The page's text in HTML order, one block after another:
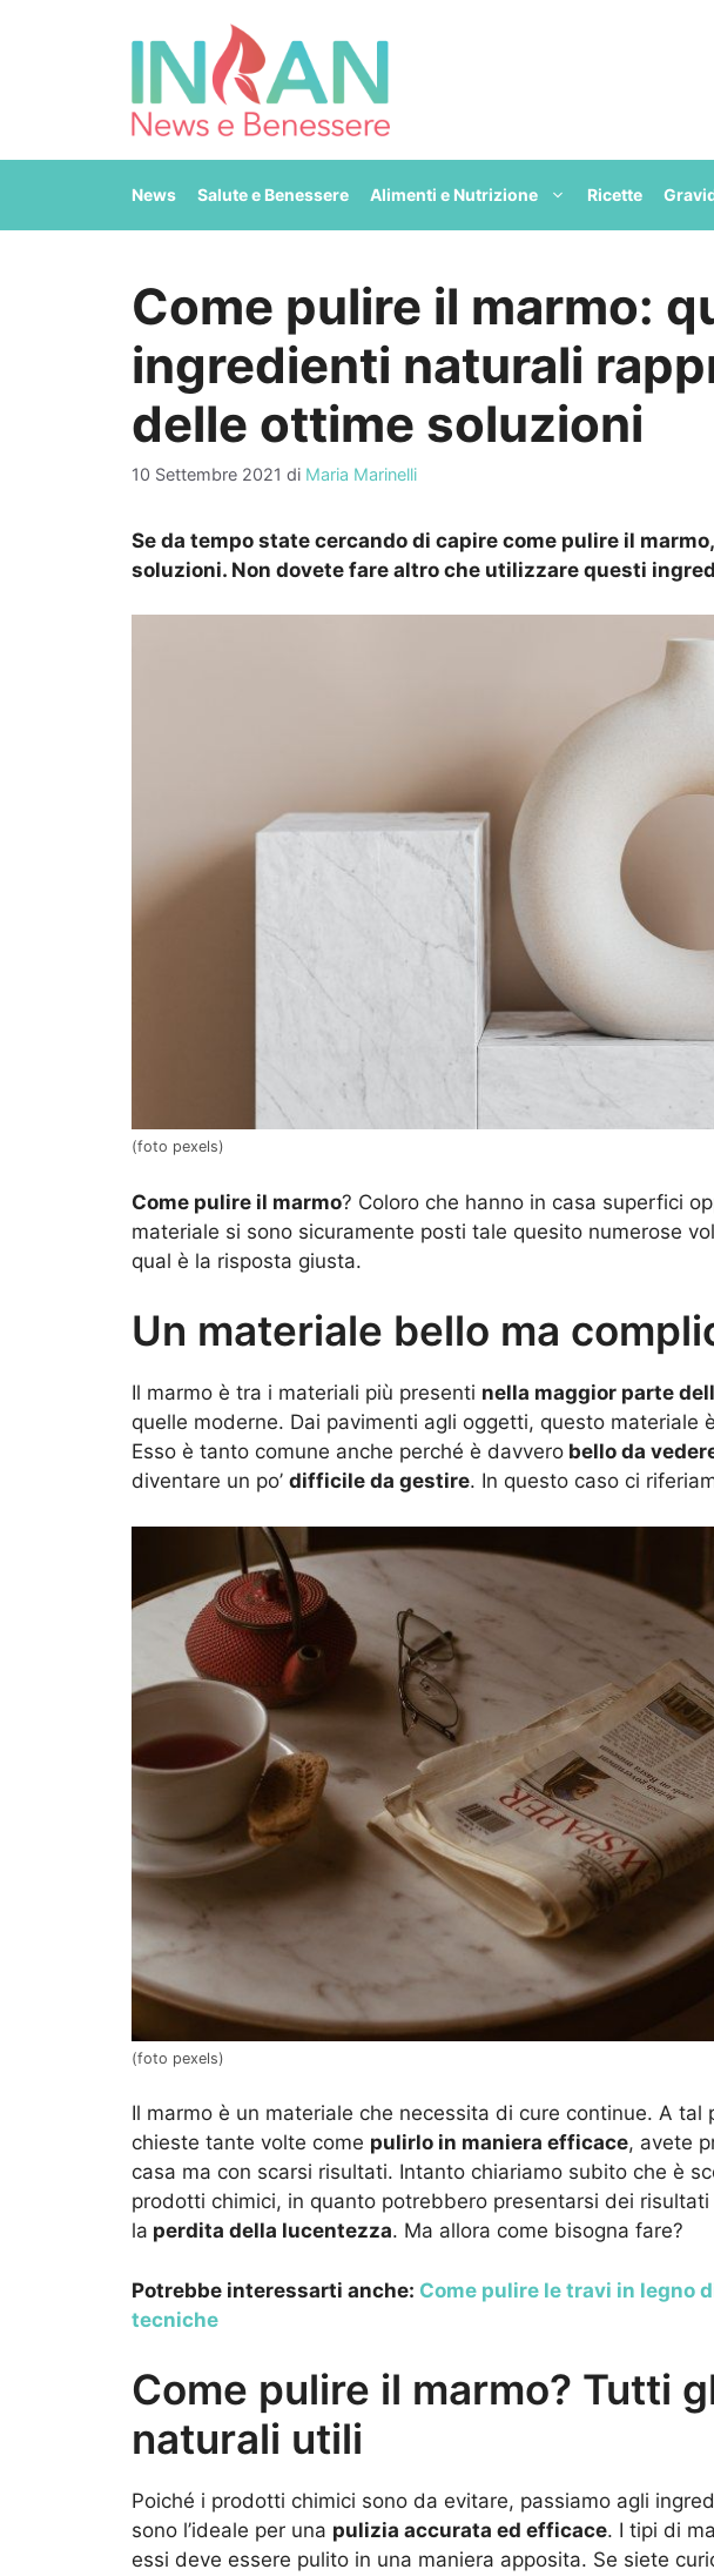
News Salute e Benessere Alimenti e Nutrizione Ricette
Come pulire il marmo:
ingredienti naturali
delle ottime soluzioni
10 Settembre 2021 di Maria Marinelli
Se da tempo state cercando di capire come pulire il
soluzioni. Non dovete fare altro che utilizzare questi
(foto pexels)
Come pulire il marmo? Coloro che hanno in casa superfici
materiale si sono sicuramente posti tale quesito numerose
qual è la risposta giusta.
Un materiale bello ma
Il marmo è tra i materiali più presenti nella maggior parte
quelle moderne. Dai pavimenti agli oggetti, questo materiale
Esso è tanto comune anche perché è davvero bello da
diventare un po’ difficile da gestire. In questo caso ci
(foto pexels)
Il marmo è un materiale che necessita di cure continue. A tal
chieste tante volte come pulirlo in maniera efficace, avete
casa ma con scarsi risultati. Intanto chiariamo subito che è
prodotti chimici, in quanto potrebbero presentarsi dei
la perdita della lucentezza. Ma allora come bisogna fare?
Potrebbe interessarti anche: Come pulire le travi in legno
tecniche
Come pulire il marmo? Tutti
naturali utili
Poiché i prodotti chimici sono da evitare, passiamo agli
sono l’ideale per una pulizia accurata ed efficace. I tipi di
essi deve essere pulito in una maniera apposita. Se siete